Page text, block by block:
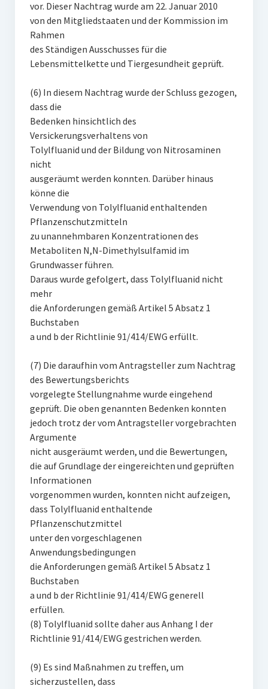
vor. Dieser Nachtrag wurde am 22. Januar 2010
von den Mitgliedstaaten und der Kommission im
Rahmen
des Ständigen Ausschusses für die
Lebensmittelkette und Tiergesundheit geprüft.
(6) In diesem Nachtrag wurde der Schluss gezogen,
dass die
Bedenken hinsichtlich des
Versickerungsverhaltens von
Tolylfluanid und der Bildung von Nitrosaminen
nicht
ausgeräumt werden konnten. Darüber hinaus
könne die
Verwendung von Tolylfluanid enthaltenden
Pflanzenschutzmitteln
zu unannehmbaren Konzentrationen des
Metaboliten N,N-Dimethylsulfamid im
Grundwasser führen.
Daraus wurde gefolgert, dass Tolylfluanid nicht
mehr
die Anforderungen gemäß Artikel 5 Absatz 1
Buchstaben
a und b der Richtlinie 91/414/EWG erfüllt.
(7) Die daraufhin vom Antragsteller zum Nachtrag
des Bewertungsberichts
vorgelegte Stellungnahme wurde eingehend
geprüft. Die oben genannten Bedenken konnten
jedoch trotz der vom Antragsteller vorgebrachten
Argumente
nicht ausgeräumt werden, und die Bewertungen,
die auf Grundlage der eingereichten und geprüften
Informationen
vorgenommen wurden, konnten nicht aufzeigen,
dass Tolylfluanid enthaltende
Pflanzenschutzmittel
unter den vorgeschlagenen
Anwendungsbedingungen
die Anforderungen gemäß Artikel 5 Absatz 1
Buchstaben
a und b der Richtlinie 91/414/EWG generell
erfüllen.
(8) Tolylfluanid sollte daher aus Anhang I der
Richtlinie 91/414/EWG gestrichen werden.
(9) Es sind Maßnahmen zu treffen, um
sicherzustellen, dass